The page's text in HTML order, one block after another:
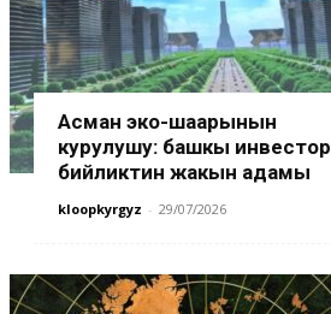
Асман эко-шаарынын
курулушу: башкы инвестор
бийликтин жакын адамы
kloopkyrgyz - 29/07/2026